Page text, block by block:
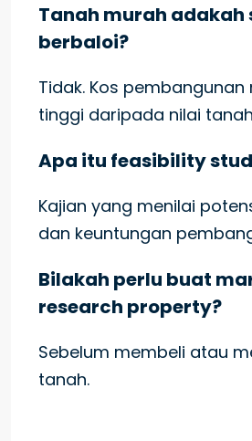
Tanah murah adakah
berbaloi?
Tidak. Kos pembangunan
tinggi daripada nilai
Apa itu feasibility
Kajian yang menilai
dan keuntungan
Bilakah perlu buat
research property?
Sebelum membeli atau
tanah.